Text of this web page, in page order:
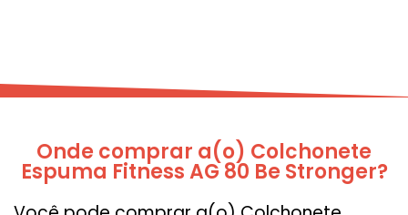
Onde comprar a(o) Colchonete
Espuma Fitness AG 80 Be Stronger?